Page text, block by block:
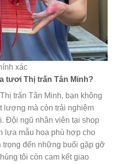
xác
tươi Thị trấn Tân Minh?
trấn Tân Minh, bạn không
mà còn trải nghiệm
Đội ngũ nhân viên tại shop
lựa mẫu hoa phù hợp cho
đến những buổi gặp gỡ
tôi còn cam kết giao